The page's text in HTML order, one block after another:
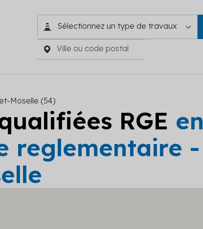
Moselle (54)
RGE en
reglementaire -